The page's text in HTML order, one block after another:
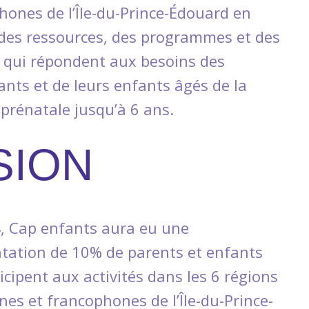
de l’Île-du-Prince-Édouard en
ressources, des programmes et des
qui répondent aux besoins des
et de leurs enfants âgés de la
jusqu’à 6 ans.
Cap enfants aura eu une
de 10% de parents et enfants
aux activités dans les 6 régions
et francophones de l’Île-du-Prince-